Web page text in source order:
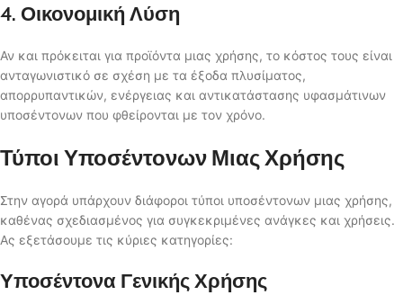
4. Οικονομική Λύση
Αν και πρόκειται για προϊόντα μιας χρήσης, το κόστος τους είναι
ανταγωνιστικό σε σχέση με τα έξοδα πλυσίματος,
απορρυπαντικών, ενέργειας και αντικατάστασης υφασμάτινων
υποσέντονων που φθείρονται με τον χρόνο.
Τύποι Υποσέντονων Μιας Χρήσης
Στην αγορά υπάρχουν διάφοροι τύποι υποσέντονων μιας χρήσης,
καθένας σχεδιασμένος για συγκεκριμένες ανάγκες και χρήσεις.
Ας εξετάσουμε τις κύριες κατηγορίες:
Υποσέντονα Γενικής Χρήσης